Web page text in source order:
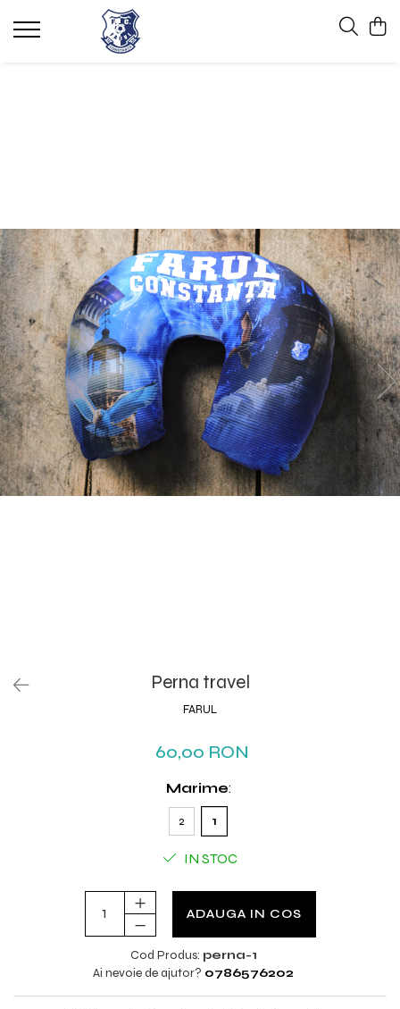
Perna travel
FARUL
60,00 RON
Marime:
2 1
IN STOC
ADAUGA IN COS
Cod Produs: perna-1
Ai nevoie de ajutor? 0786576202